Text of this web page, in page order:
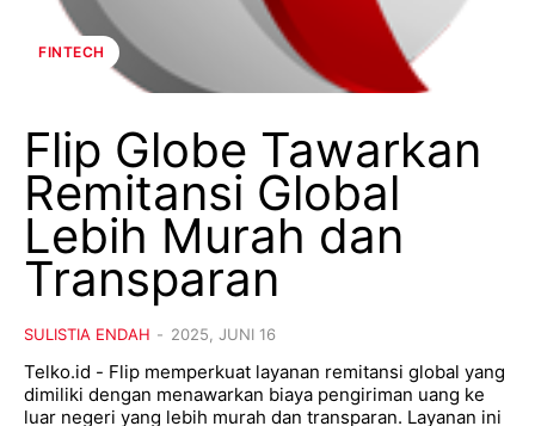
FINTECH
Flip Globe Tawarkan
Remitansi Global
Lebih Murah dan
Transparan
SULISTIA ENDAH - 2025, JUNI 16
Telko.id - Flip memperkuat layanan remitansi global yang
dimiliki dengan menawarkan biaya pengiriman uang ke
luar negeri yang lebih murah dan transparan. Layanan ini